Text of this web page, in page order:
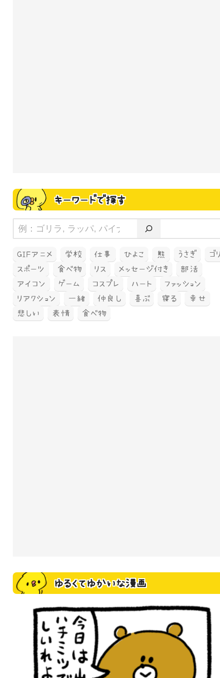
キーワードで探す
GIFアニメ 学校 仕事 ひよこ 熊 うさぎ
ゴ
スポーツ
食べ物 リス メッセージ付き
部活
アイコン
ゲーム コスプレ ハート
ファッション
リアクション
一緒 仲良し 喜ぶ 寝る
幸せ
悲しい
表情 食べ物
ゆるくてゆかいな漫画